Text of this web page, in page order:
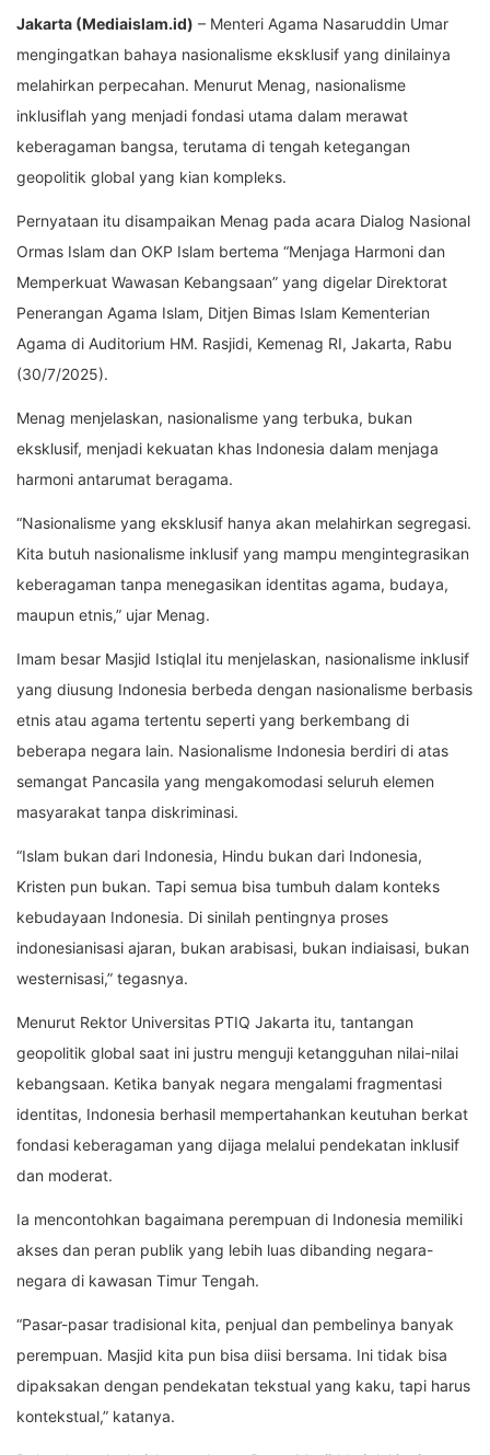
Jakarta (Mediaislam.id) – Menteri Agama Nasaruddin Umar
mengingatkan bahaya nasionalisme eksklusif yang dinilainya
melahirkan perpecahan. Menurut Menag, nasionalisme
inklusiflah yang menjadi fondasi utama dalam merawat
keberagaman bangsa, terutama di tengah ketegangan
geopolitik global yang kian kompleks.
Pernyataan itu disampaikan Menag pada acara Dialog Nasional
Ormas Islam dan OKP Islam bertema “Menjaga Harmoni dan
Memperkuat Wawasan Kebangsaan” yang digelar Direktorat
Penerangan Agama Islam, Ditjen Bimas Islam Kementerian
Agama di Auditorium HM. Rasjidi, Kemenag RI, Jakarta, Rabu
(30/7/2025).
Menag menjelaskan, nasionalisme yang terbuka, bukan
eksklusif, menjadi kekuatan khas Indonesia dalam menjaga
harmoni antarumat beragama.
“Nasionalisme yang eksklusif hanya akan melahirkan segregasi.
Kita butuh nasionalisme inklusif yang mampu mengintegrasikan
keberagaman tanpa menegasikan identitas agama, budaya,
maupun etnis,” ujar Menag.
Imam besar Masjid Istiqlal itu menjelaskan, nasionalisme inklusif
yang diusung Indonesia berbeda dengan nasionalisme berbasis
etnis atau agama tertentu seperti yang berkembang di
beberapa negara lain. Nasionalisme Indonesia berdiri di atas
semangat Pancasila yang mengakomodasi seluruh elemen
masyarakat tanpa diskriminasi.
“Islam bukan dari Indonesia, Hindu bukan dari Indonesia,
Kristen pun bukan. Tapi semua bisa tumbuh dalam konteks
kebudayaan Indonesia. Di sinilah pentingnya proses
indonesianisasi ajaran, bukan arabisasi, bukan indiaisasi, bukan
westernisasi,” tegasnya.
Menurut Rektor Universitas PTIQ Jakarta itu, tantangan
geopolitik global saat ini justru menguji ketangguhan nilai-nilai
kebangsaan. Ketika banyak negara mengalami fragmentasi
identitas, Indonesia berhasil mempertahankan keutuhan berkat
fondasi keberagaman yang dijaga melalui pendekatan inklusif
dan moderat.
Ia mencontohkan bagaimana perempuan di Indonesia memiliki
akses dan peran publik yang lebih luas dibanding negara-
negara di kawasan Timur Tengah.
“Pasar-pasar tradisional kita, penjual dan pembelinya banyak
perempuan. Masjid kita pun bisa diisi bersama. Ini tidak bisa
dipaksakan dengan pendekatan tekstual yang kaku, tapi harus
kontekstual,” katanya.